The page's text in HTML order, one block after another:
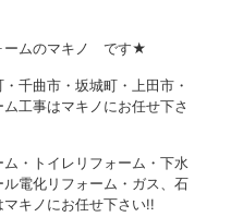
ームのマキノ です★
千曲市・坂城町・上田市・
工事はマキノにお任せ下さ
・トイレリフォーム・下水
電化リフォーム・ガス、石
キノにお任せ下さい!!